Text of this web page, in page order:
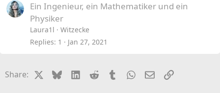
Ein Ingenieur, ein Mathematiker und ein
Physiker
Laura1l
Witzecke
Replies 1 Jan 27, 2021
Share: BlueskyLinkedIn
Reddit TumblrWhatsApp
EmailLink